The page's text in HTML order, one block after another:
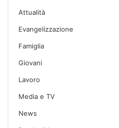
Attualità
Evangelizzazione
Famiglia
Giovani
Lavoro
Media e TV
News